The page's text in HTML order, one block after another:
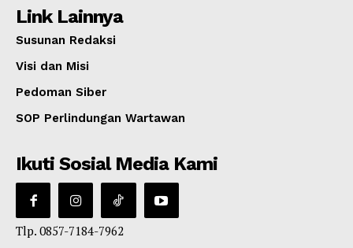
Link Lainnya
Susunan Redaksi
Visi dan Misi
Pedoman Siber
SOP Perlindungan Wartawan
Ikuti Sosial Media Kami
Tlp. 0857-7184-7962